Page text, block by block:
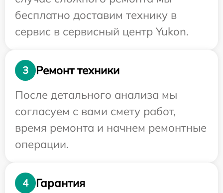
бесплатно доставим технику в
сервис в сервисный центр Yukon.
3
Ремонт техники
После детального анализа мы
согласуем с вами смету работ,
время ремонта и начнем ремонтные
операции.
4
Гарантия